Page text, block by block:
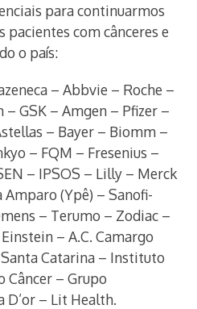
para continuarmos
pacientes com cânceres e
o país:
– Abbvie – Roche –
– GSK – Amgen – Pfizer –
– Bayer – Biomm –
– FQM – Fresenius –
– IPSOS – Lilly – Merck
(Ypê) – Sanofi-
– Terumo – Zodiac –
– A.C. Camargo
Catarina – Instituto
Câncer – Grupo
D’or – Lit Health.